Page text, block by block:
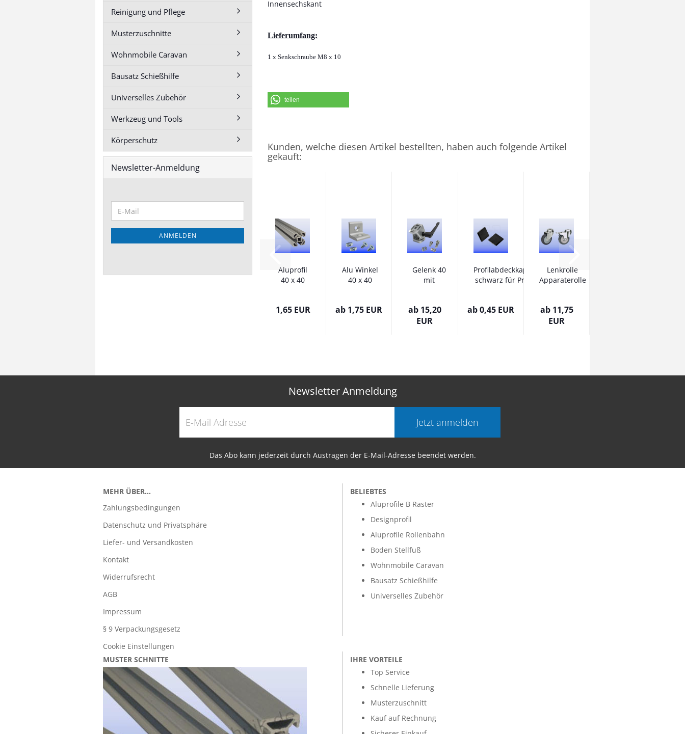
Wohnmobile Caravan
Einbau Regal Wohnmobil für
Eurobehälter Eurobox
Bausätze Schießhilfe
Zubehör Schießhilfe
Innensechskant
Lieferumfang:
1 x Senkschraube M8 x 10
teilen
Kunden, welche diesen Artikel bestellten, haben auch folgende Artikel
gekauft:
Aluprofil
40 x 40
B im...
1,65 EUR
Alu Winkel
40 x 40
Alufarbig...
ab 1,75 EUR
Gelenk 40
mit
10...
ab 15,20
EUR
Profilabdeckkappe
schwarz für Profil
ab 0,45 EUR
Lenkrolle
Apparaterolle
ab 11,75
EUR
Reinigung und Pflege
Musterzuschnitte
Wohnmobile Caravan
Bausatz Schießhilfe
Universelles Zubehör
Werkzeug und Tools
Körperschutz
Newsletter-Anmeldung
ANMELDEN
Newsletter Anmeldung
Jetzt anmelden
Das Abo kann jederzeit durch Austragen der E-Mail-Adresse beendet werden.
MEHR ÜBER...
Zahlungsbedingungen
Datenschutz und Privatsphäre
Liefer- und Versandkosten
Kontakt
Widerrufsrecht
AGB
Impressum
§ 9 Verpackungsgesetz
Cookie Einstellungen
BELIEBTES
Aluprofile B Raster
Designprofil
Aluprofile Rollenbahn
Boden Stellfuß
Wohnmobile Caravan
Bausatz Schießhilfe
Universelles Zubehör
MUSTER SCHNITTE
IHRE VORTEILE
Top Service
Schnelle Lieferung
Musterzuschnitt
Kauf auf Rechnung